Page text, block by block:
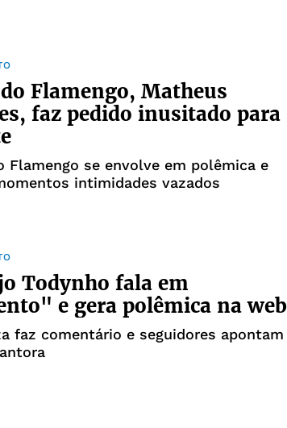
Flamengo, Matheus
faz pedido inusitado para
Flamengo se envolve em polêmica e
intimidades vazados
Todynho fala em
e gera polêmica na web
faz comentário e seguidores apontam